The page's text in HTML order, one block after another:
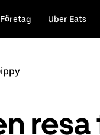
Företag Uber Eats